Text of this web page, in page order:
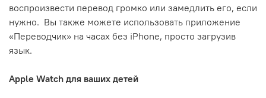
воспроизвести перевод громко или замедлить его, если
нужно. Вы также можете использовать приложение
«Переводчик» на часах без iPhone, просто загрузив
язык.
Apple Watch для ваших детей